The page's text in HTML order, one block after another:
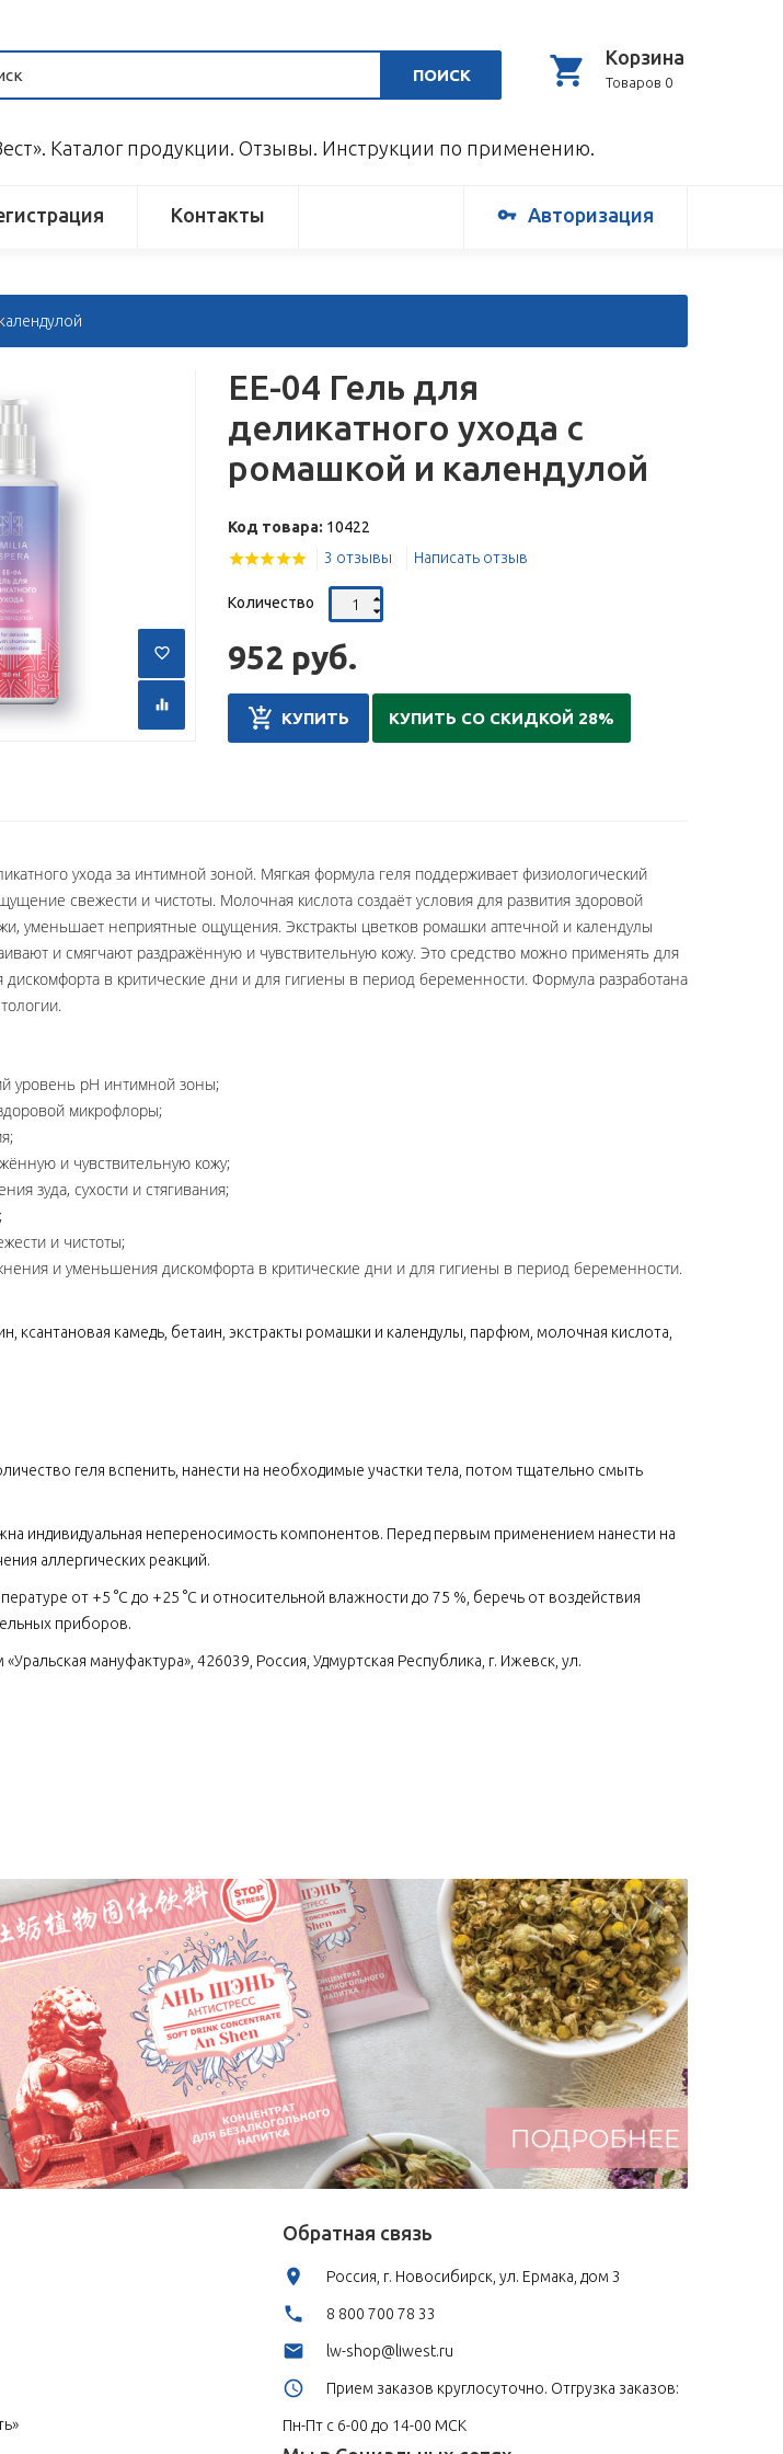
Корзина
Товаров 0
ПОИСК
Каталог продукции. Отзывы. Инструкции по применению.
Контакты Авторизация
EE-04 Гель для
деликатного ухода с
ромашкой и календулой
Код товара: 10422
3 отзывы
Написать отзыв
Количество
952 руб.
КУПИТЬ КУПИТЬ СО СКИДКОЙ 28%
ухода за интимной зоной. Мягкая формула геля поддерживает физиологический
свежести и чистоты. Молочная кислота создаёт условия для развития здоровой
уменьшает неприятные ощущения. Экстракты цветков ромашки аптечной и календулы
и смягчают раздражённую и чувствительную кожу. Это средство можно применять для
в критические дни и для гигиены в период беременности. Формула разработана
уровень рН интимной зоны;
микрофлоры;
и чувствительную кожу;
зуда, сухости и стягивания;
и чистоты;
и уменьшения дискомфорта в критические дни и для гигиены в период беременности.
ксантановая камедь, бетаин, экстракты ромашки и календулы, парфюм, молочная кислота,
геля вспенить, нанести на необходимые участки тела, потом тщательно смыть
индивидуальная непереносимость компонентов. Перед первым применением нанести на
аллергических реакций.
от +5 °С до +25 °С и относительной влажности до 75 %, беречь от воздействия
приборов.
мануфактура», 426039, Россия, Удмуртская Республика, г. Ижевск, ул.
Обратная связь
Россия, г. Новосибирск, ул. Ермака, дом 3
8 800 700 78 33
lw-shop@liwest.ru
Прием заказов круглосуточно. Отгрузка заказов:
Пн-Пт с 6-00 до 14-00 МСК